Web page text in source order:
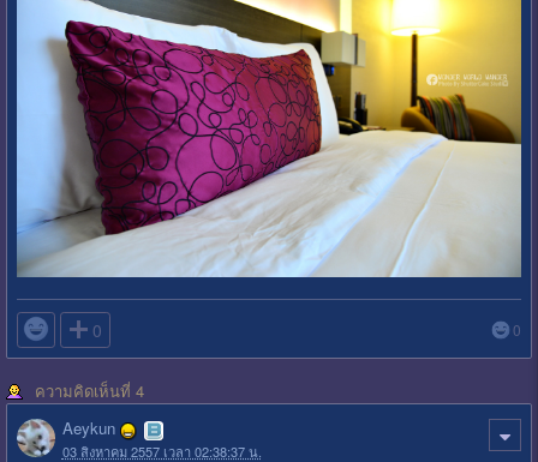
 0 0
ความคิดเห็นที่ 4
Aeykun
03 สิงหาคม 2557 เวลา 02:38:37 น.